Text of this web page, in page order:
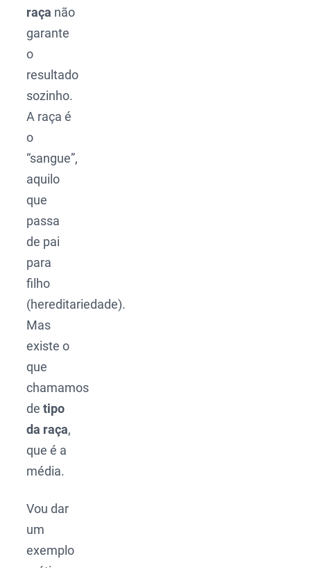
raça não
garante
o
resultado
sozinho.
A raça é
o
“sangue”,
aquilo
que
passa
de pai
para
filho
(hereditariedade).
Mas
existe o
que
chamamos
detipo
da raça,
que é a
média.
Vou dar
um
exemplo